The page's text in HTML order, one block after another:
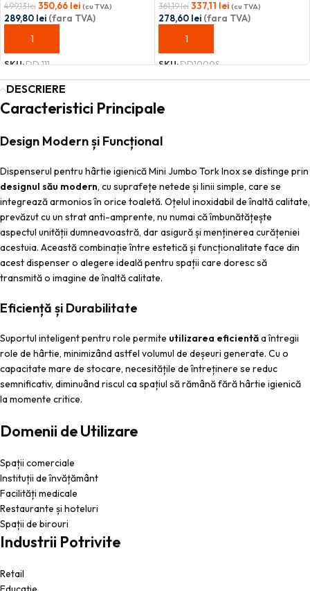
499,13lei 350,66 lei (cu TVA)
289,80 lei (fara TVA)
ADAUGĂ ÎN COȘ
SKU:DD 111
361,19lei 337,11 lei (cu TVA)
278,60 lei (fara TVA)
ADAUGĂ ÎN COȘ
SKU:DD1000S
DESCRIERE
Caracteristici Principale
Design Modern și Funcțional
Dispenserul pentru hârtie igienică Mini Jumbo Tork Inox se distinge prin
designul său modern, cu suprafețe netede și linii simple, care se
integrează armonios în orice toaletă. Oțelul inoxidabil de înaltă calitate,
prevăzut cu un strat anti-amprente, nu numai că îmbunătățește
aspectul unității dumneavoastră, dar asigură și menținerea curățeniei
acestuia. Această combinație între estetică și funcționalitate face din
acest dispenser o alegere ideală pentru spații care doresc să
transmită o imagine de înaltă calitate.
Eficiență și Durabilitate
Suportul inteligent pentru role permite utilizarea eficientăa întregii
role de hârtie, minimizând astfel volumul de deșeuri generate. Cu o
capacitate mare de stocare, necesitățile de întreținere se reduc
semnificativ, diminuând riscul ca spațiul să rămână fără hârtie igienică
la momente critice.
Domenii de Utilizare
Spații comerciale
Instituții de învățământ
Facilități medicale
Restaurante și hoteluri
Spații de birouri
Industrii Potrivite
Retail